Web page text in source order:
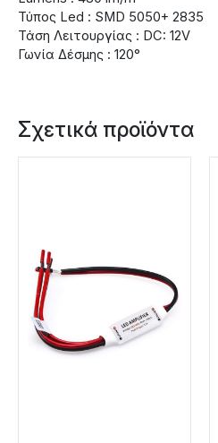
Τύπος Led : SMD 5050+ 2835
Τάση Λειτουργίας : DC: 12V
Γωνία Δέσμης : 120°
Σχετικά προϊόντα